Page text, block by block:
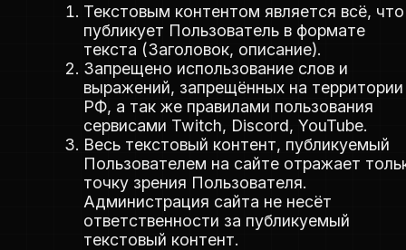
Текстовым контентом является всё, что
публикует Пользователь в формате
текста (Заголовок, описание).
Запрещено использование слов и
выражений, запрещённых на территории
РФ, а так же правилами пользования
сервисами Twitch, Discord, YouTube.
Весь текстовый контент, публикуемый
Пользователем на сайте отражает
точку зрения Пользователя.
Администрация сайта не несёт
ответственности за публикуемый
текстовый контент.